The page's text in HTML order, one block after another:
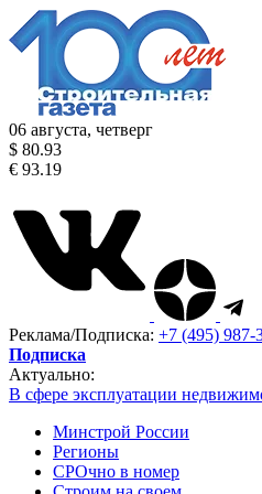
06 августа, четверг
$ 80.93
€ 93.19
Реклама/Подписка: +7 (495) 987-
Подписка
Актуально:
В сфере эксплуатации
Минстрой России
Регионы
СРОчно в номер